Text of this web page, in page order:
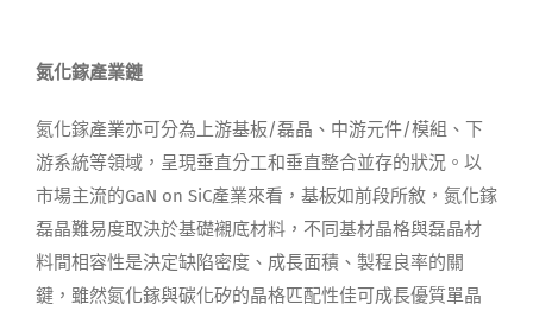
氮化鎵產業鏈
氮化鎵產業亦可分為上游基板/磊晶、中游元件/模組、下
游系統等領域，呈現垂直分工和垂直整合並存的狀況。以
市場主流的GaN on SiC產業來看，基板如前段所敘，氮化鎵
磊晶難易度取決於基礎襯底材料，不同基材晶格與磊晶材
料間相容性是決定缺陷密度、成長面積、製程良率的關
鍵，雖然氮化鎵與碳化矽的晶格匹配性佳可成長優質單晶